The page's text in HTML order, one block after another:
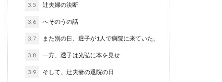
3.5 辻夫婦の決断
3.6 へそのうの話
3.7 また別の日、透子が1人で病院に来ていた。
3.8 一方、透子は光弘に本を見せ
3.9 そして、辻夫妻の退院の日